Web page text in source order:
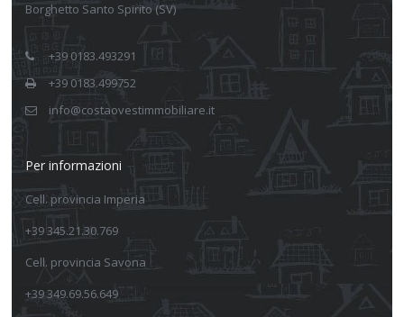
Borghetto Santo Spirito (SV)
+39 0183.493291
+39 0183.499752
info@costaovestimmobiliare.it
Per informazioni
Cell. provincia Imperia
+39 345.21.30.769
Cell. provincia Savona
+39 349.69.56.649